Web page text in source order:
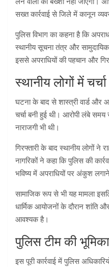
सख्त कार्रवाई से जिले में कानून
पुलिस विभाग का कहना है कि
स्थानीय सूचना तंत्र और सामुदायिक
इससे अपराधियों की पहचान और
स्थानीय लोगों में
घटना के बाद से शास्त्री वार्ड
चर्चा बनी हुई थी। आरोपी लंबे
नाराजगी भी थी।
गिरफ्तारी के बाद स्थानीय लोगों ने
नागरिकों ने कहा कि पुलिस की
भविष्य में अपराधियों पर अंकुश
सामाजिक रूप से भी यह मामला
धार्मिक आयोजनों के दौरान शांति
आवश्यक है।
पुलिस टीम की
इस पूरी कार्रवाई में पुलिस